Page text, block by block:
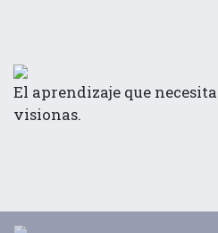
El aprendizaje que
visionas.